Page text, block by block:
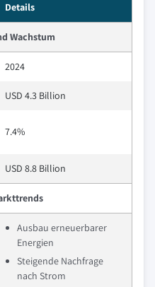
Details
Wachstum
2024
USD 4.3 Billion
7.4%
USD 8.8 Billion
Ausbau erneuerbarer
Energien
Steigende Nachfrage
nach Strom